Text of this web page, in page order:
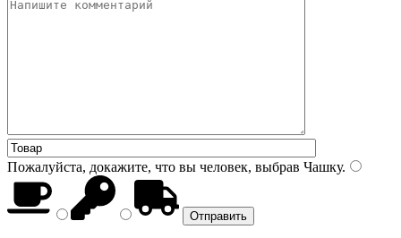
Пожалуйста, докажите, что вы человек, выбрав Чашку.